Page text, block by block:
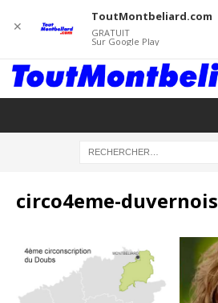
circo4eme-duvernois
✕
ToutMontbeliard.com
GRATUIT
Sur Google Play